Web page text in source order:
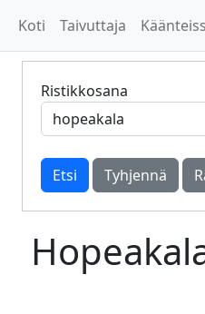
Koti Taivuttaja
Ristikkosana
Tyhjennä